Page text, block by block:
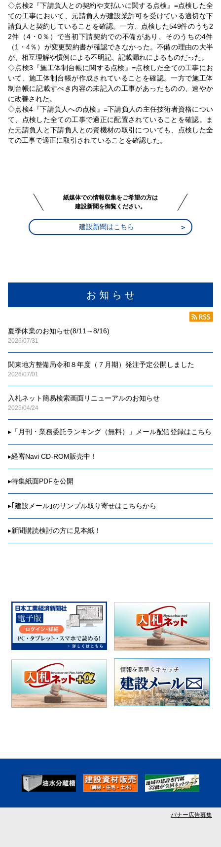
お 知 ら せ
夏季休業のお知らせ(8/11～8/16)
2026/07/31
関東地方整備局令和８年度（７月期）発注予定公開しました
2026/07/01
入札ネット簡易検索画面リニューアルのお知らせ
2025/04/24
▸ 「月刊・業務委託ランキング（無料）」メール配信登録はこちら
▸経審Navi CD-ROM販売中！
▸特集紙面PDFを公開
▸ ｢建設メール｣のサンプル取り寄せはこちらから
▸新聞購読検討の方に見本紙！
◇点検2『下請負人との契約や支払いに関する点検』=点検した全
ての工事において、元請負人が建設業許可を受けている適切な下
請負人と契約していることを確認。一方、点検した549件のうち2
2件（4・0％）で当初下請契約での不備があり、そのうちの4件
（1・4％）が変更契約書が確認できなかった。不備の理由の大半
が、相互理解や慣例による不明記、記載漏れによるものだった。
◇点検3『施工体制台帳に関する点検』=点検した全ての工事にお
いて、施工体制台帳が作成されていることを確認。一方で施工体
制台帳に記載すべき内容の未記入の工事があったものの、速やか
に改善された。
◇点検4『下請負人への点検』=下請負人の主任技術者資格につい
て、点検した全ての工事で適正に配置されていることを確認。ま
た元請負人と下請負人との資機材の取引についても、点検した全
ての工事で適正に取引されていることを確認した。
紙媒体での情報収集をご希望の方は
建設新聞を御覧ください。
建設新聞はこちら
バナー広告募集